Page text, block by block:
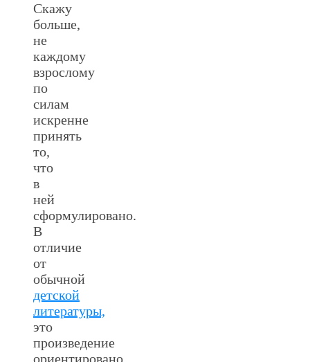
Скажу
больше,
не
каждому
взрослому
по
силам
искренне
принять
то,
что
в
ней
сформулировано.
В
отличие
от
обычной
детской
литературы,
это
произведение
ориентировано